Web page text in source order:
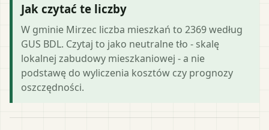
Jak czytać te liczby
W gminie Mirzec liczba mieszkań to 2369 według
GUS BDL. Czytaj to jako neutralne tło - skalę
lokalnej zabudowy mieszkaniowej - a nie
podstawę do wyliczenia kosztów czy prognozy
oszczędności.